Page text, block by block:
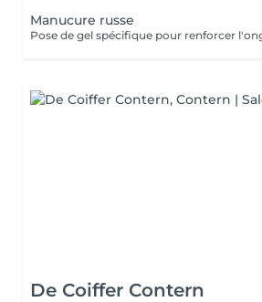
Manucure russe
Pose de gel spécifique pour renforcer
De Coiffer Contern